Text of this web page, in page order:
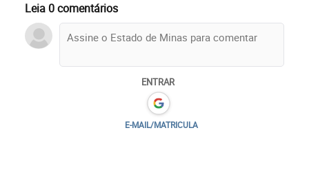
Leia 0 comentários
ENTRAR
E-MAIL/MATRICULA